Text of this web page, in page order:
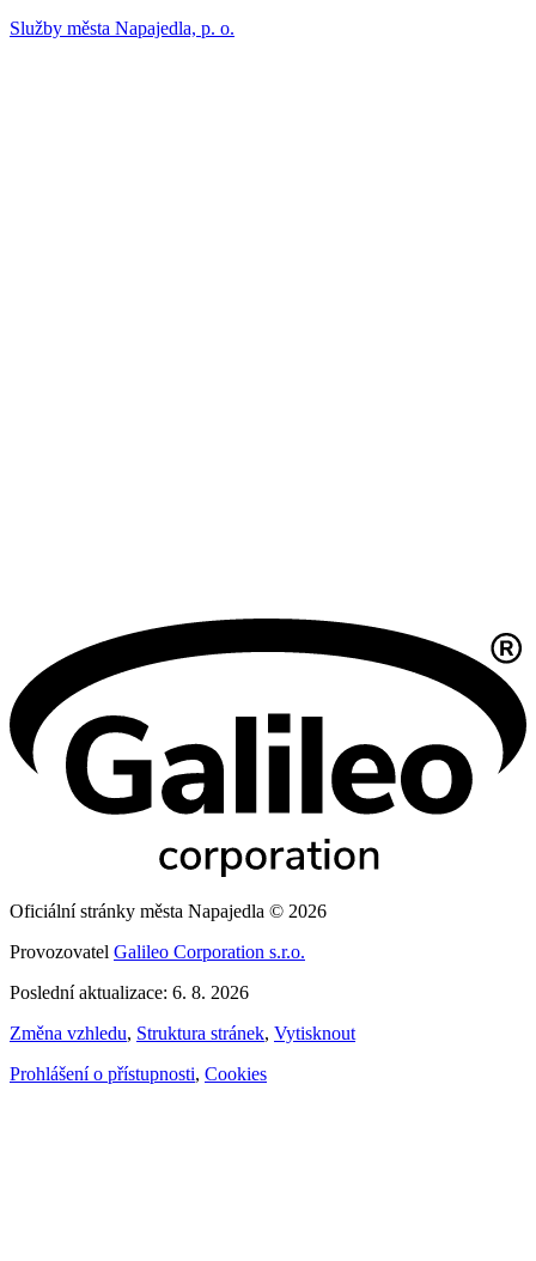
Služby města Napajedla, p. o.
Oficiální stránky města Napajedla © 2026
Provozovatel Galileo Corporation s.r.o.
Poslední aktualizace: 6. 8. 2026
Změna vzhledu, Struktura stránek, Vytisknout
Prohlášení o přístupnosti, Cookies